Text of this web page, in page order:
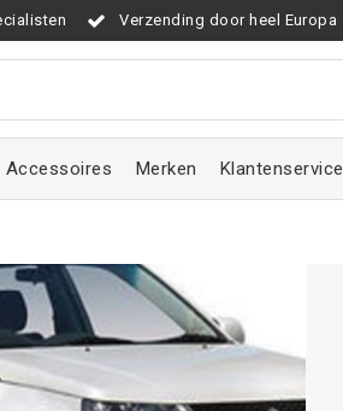
Verzending door heel Europa
Accessoires Merken Klantenservice